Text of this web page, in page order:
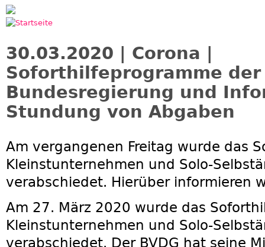
Jump to navigation
30.03.2020 | Corona |
Soforthilfeprogramme der
Bundesregierung und
Stundung von Abgaben
Am vergangenen Freitag wurde das
Kleinstunternehmen und Solo-
verabschiedet. Hierüber informieren
Am 27. März 2020 wurde das
Kleinstunternehmen und Solo-
verabschiedet. Der BVDG hat seine